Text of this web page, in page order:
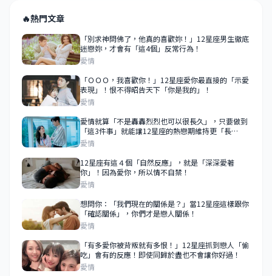
🔥熱門文章
「別求神問佛了，他真的喜歡妳！」12星座男生徹底
迷戀妳，才會有「這4個」反常行為！
愛情
「ＯＯＯ，我喜歡你！」12星座愛你最直接的「示愛
表現」！恨不得昭告天下「你是我的」！
愛情
愛情就算「不是轟轟烈烈也可以很長久」，只要做到
「這3件事」就能讓12星座的熱戀期維持更「長
久」！
愛情
12星座有這４個「自然反應」，就是「深深愛著
你」！因為愛你，所以情不自禁！
愛情
想問你：「我們現在的關係是？」當12星座這樣跟你
「確認關係」，你們才是戀人關係！
愛情
「有多愛你被背叛就有多恨！」12星座抓到戀人「偷
吃」會有的反應！即使同歸於盡也不會讓你好過！
愛情